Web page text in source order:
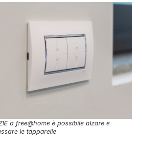
a free@home è possibile alzare e
le tapparelle